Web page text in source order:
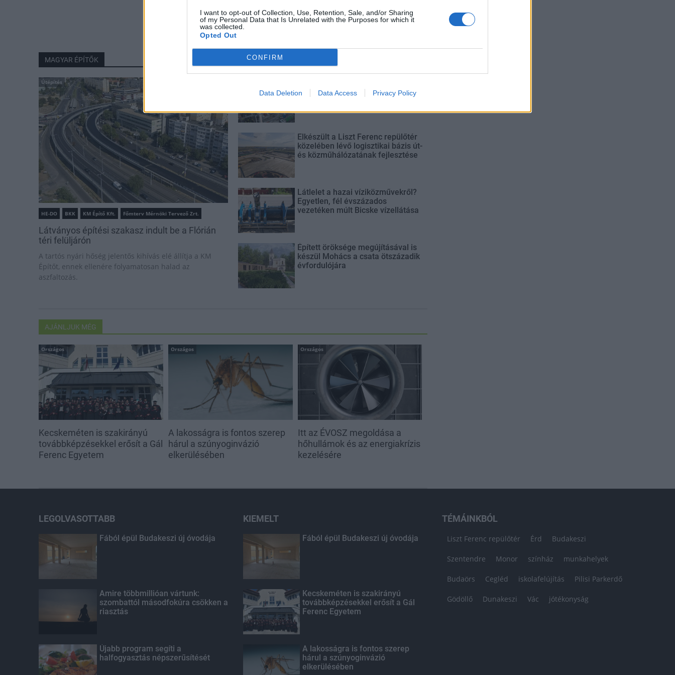
I want to opt-out of Collection, Use, Retention, Sale, and/or Sharing
of my Personal Data that Is Unrelated with the Purposes for which it
was collected.
Opted Out
CONFIRM
Data Deletion Data Access Privacy Policy
MAGYAR ÉPÍTŐK
Útépítés
HE-DO BKK KM Építő Kft. Főmterv Mérnöki Tervező Zrt.
Látványos építési szakasz indult be a Flórián
téri felüljárón
A tartós nyári hőség jelentős kihívás elé állítja a KM
Építőt, ennek ellenére folyamatosan halad az
aszfaltozás.
mérföldköve a felülvizsgálat
árnyékában?
Elkészült a Liszt Ferenc repülőtér
közelében lévő logisztikai bázis út-
és közműhálózatának fejlesztése
Látlelet a hazai víziközművekről?
Egyetlen, fél évszázados
vezetéken múlt Bicske vízellátása
Épített öröksége megújításával is
készül Mohács a csata ötszázadik
évfordulójára
AJÁNLJUK MÉG
Országos
Kecskeméten is szakirányú
továbbképzésekkel erősít a Gál
Ferenc Egyetem
Országos
A lakosságra is fontos szerep
hárul a szúnyoginvázió
elkerülésében
Országos
Itt az ÉVOSZ megoldása a
hőhullámok és az energiakrízis
kezelésére
LEGOLVASOTTABB
Fából épül Budakeszi új óvodája
Amire többmillióan vártunk:
szombattól másodfokúra csökken a
riasztás
Újabb program segíti a
halfogyasztás népszerűsítését
KIEMELT
Fából épül Budakeszi új óvodája
Kecskeméten is szakirányú
továbbképzésekkel erősít a Gál
Ferenc Egyetem
A lakosságra is fontos szerep
hárul a szúnyoginvázió
elkerülésében
TÉMÁINKBÓL
Liszt Ferenc repülőtér Érd Budakeszi
Szentendre Monor színház munkahelyek
Budaörs Cegléd iskolafelújítás Pilisi Parkerdő
Gödöllő Dunakeszi Vác jótékonyság